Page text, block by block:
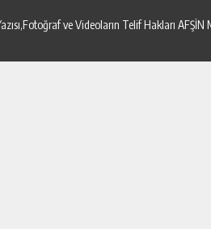
ve Videoların Telif Hakları